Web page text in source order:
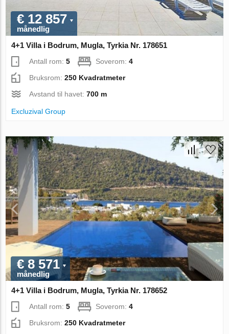
€ 12 857
månedlig
4+1 Villa i Bodrum, Mugla, Tyrkia Nr. 178651
Antall rom:5 Soverom:4
Bruksrom:250 Kvadratmeter
Avstand til havet:700 m
Excluzival Group
€ 8 571
månedlig
4+1 Villa i Bodrum, Mugla, Tyrkia Nr. 178652
Antall rom:5 Soverom:4
Bruksrom:250 Kvadratmeter